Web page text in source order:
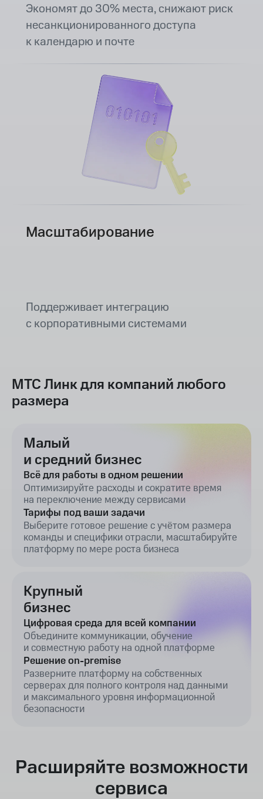
Экономят до 30% места, снижают риск
несанкционированного доступа
к календарю и почте
Масштабирование
Поддерживает интеграцию
с корпоративными системами
МТС Линк для компаний любого
размера
Малый
и средний бизнес
Всё для работы в одном решении
Оптимизируйте расходы и сократите время
на переключение между сервисами
Тарифы под ваши задачи
Выберите готовое решение с учётом размера
команды и специфики отрасли, масштабируйте
платформу по мере роста бизнеса
Крупный
бизнес
Цифровая среда для всей компании
Объедините коммуникации, обучение
и совместную работу на одной платформе
Решение on-premise
Разверните платформу на собственных
серверах для полного контроля над данными
и максимального уровня информационной
безопасности
Расширяйте возможности
сервиса